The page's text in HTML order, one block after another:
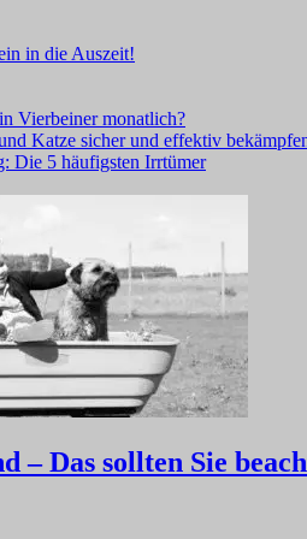
in die Auszeit!
Vierbeiner monatlich?
Katze sicher und effektiv
Die 5 häufigsten Irrtümer
– Das sollten Sie